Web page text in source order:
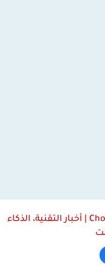
Chobixo Tech | أخبار التقنية، الذكاء